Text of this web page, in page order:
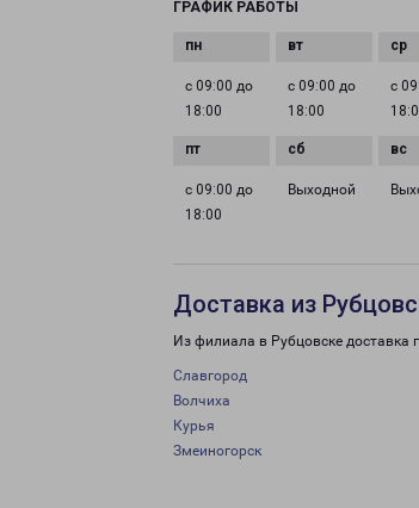
ГРАФИК РАБОТЫ
с 09:00 до
18:00
с 09:00 до
18:00
с
с 09:00 до
18:00
Выходной
Доставка из
Из филиала в Рубцовске доставка
Славгород
Волчиха
Курья
Змеиногорск